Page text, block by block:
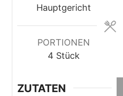
e
Hauptgericht
PORTIONEN
4 Stück
ZUTATEN